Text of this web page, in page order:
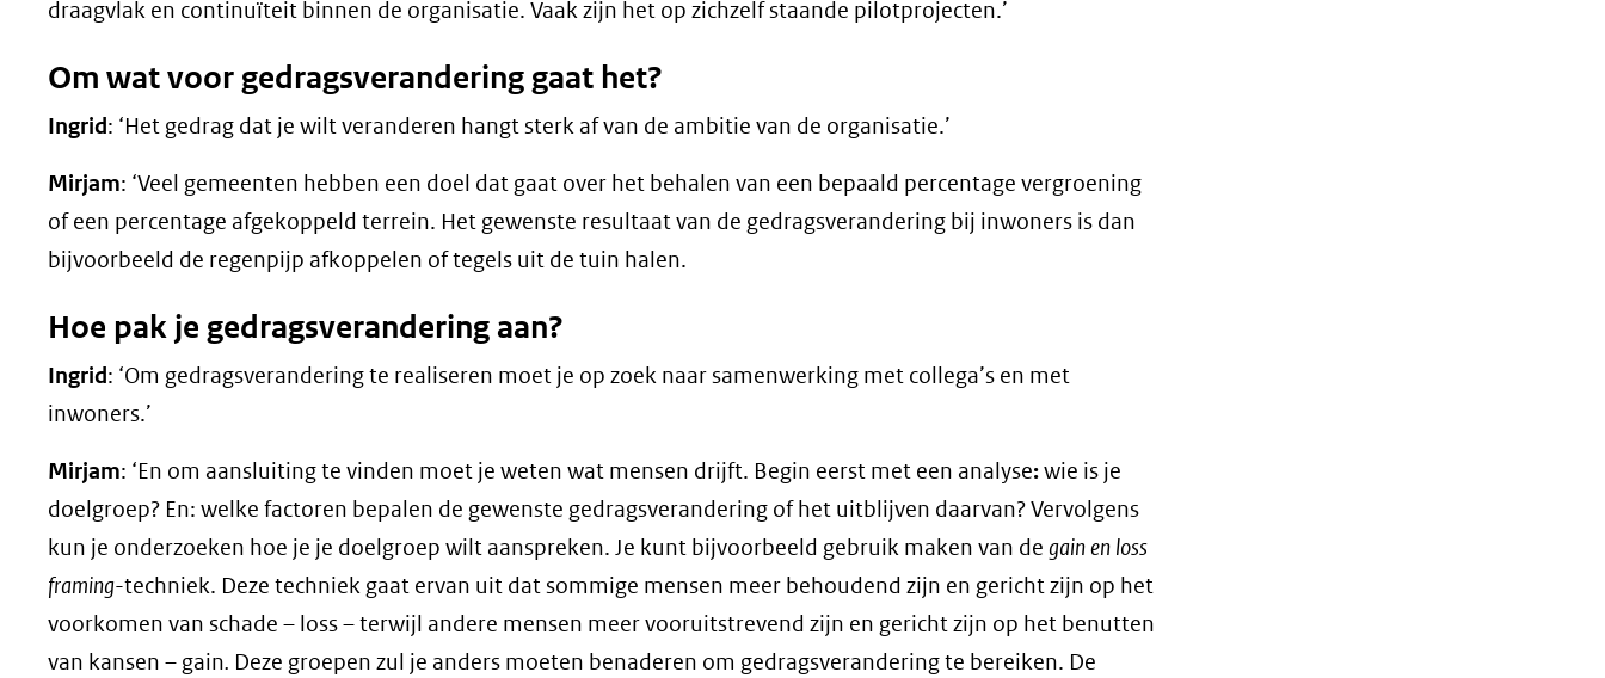
draagvlak en continuïteit binnen de organisatie. Vaak zijn het op zichzelf staande pilotprojecten.’
Om wat voor gedragsverandering gaat het?
Ingrid: ‘Het gedrag dat je wilt veranderen hangt sterk af van de ambitie van de organisatie.’
Mirjam: ‘Veel gemeenten hebben een doel dat gaat over het behalen van een bepaald percentage vergroening
of een percentage afgekoppeld terrein. Het gewenste resultaat van de gedragsverandering bij inwoners is dan
bijvoorbeeld de regenpijp afkoppelen of tegels uit de tuin halen.
Hoe pak je gedragsverandering aan?
Ingrid: ‘Om gedragsverandering te realiseren moet je op zoek naar samenwerking met collega’s en met
inwoners.’
Mirjam: ‘En om aansluiting te vinden moet je weten wat mensen drijft. Begin eerst met een analyse:wie is je
doelgroep? En: welke factoren bepalen de gewenste gedragsverandering of het uitblijven daarvan? Vervolgens
kun je onderzoeken hoe je je doelgroep wilt aanspreken. Je kunt bijvoorbeeld gebruik maken van de gain en loss
framing-techniek. Deze techniek gaat ervan uit dat sommige mensen meer behoudend zijn en gericht zijn op het
voorkomen van schade – loss – terwijl andere mensen meer vooruitstrevend zijn en gericht zijn op het benutten
van kansen – gain. Deze groepen zul je anders moeten benaderen om gedragsverandering te bereiken. De